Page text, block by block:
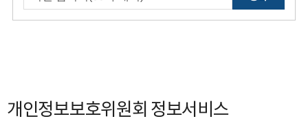
개인정보보호위원회 정보서비스